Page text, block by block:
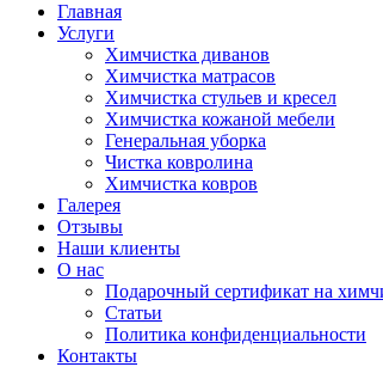
Главная
Услуги
Химчистка диванов
Химчистка матрасов
Химчистка стульев и кресел
Химчистка кожаной мебели
Генеральная уборка
Чистка ковролина
Химчистка ковров
Галерея
Отзывы
Наши клиенты
О нас
Подарочный сертификат на
Статьи
Политика конфиденциальности
Контакты